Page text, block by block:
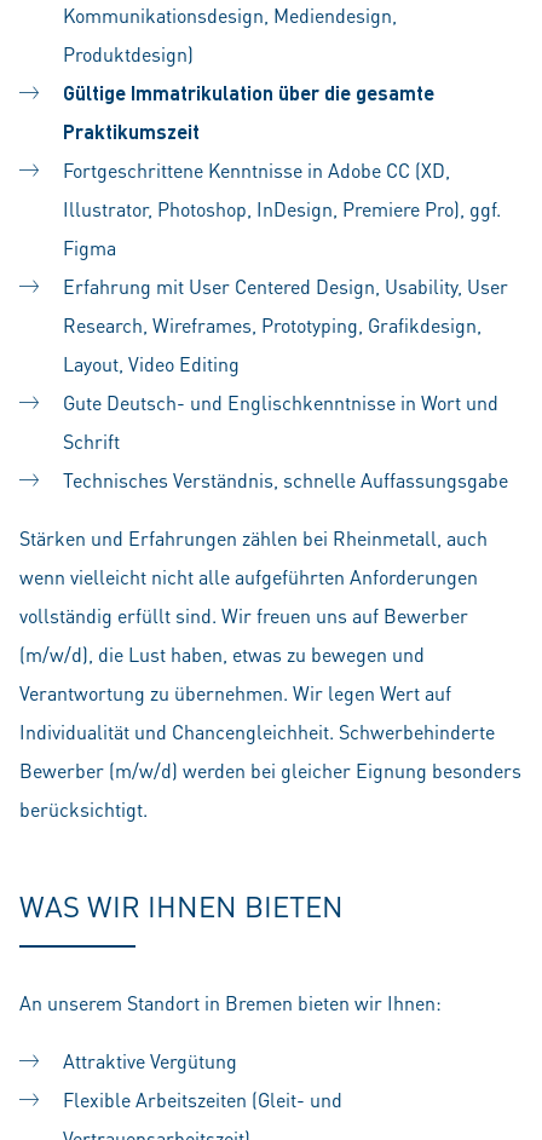
Kommunikationsdesign, Mediendesign,
Produktdesign)
Gültige Immatrikulation über die gesamte
Praktikumszeit
Fortgeschrittene Kenntnisse in Adobe CC (XD,
Illustrator, Photoshop, InDesign, Premiere Pro), ggf.
Figma
Erfahrung mit User Centered Design, Usability, User
Research, Wireframes, Prototyping, Grafikdesign,
Layout, Video Editing
Gute Deutsch- und Englischkenntnisse in Wort und
Schrift
Technisches Verständnis, schnelle Auffassungsgabe
Stärken und Erfahrungen zählen bei Rheinmetall, auch
wenn vielleicht nicht alle aufgeführten Anforderungen
vollständig erfüllt sind. Wir freuen uns auf Bewerber
(m/w/d), die Lust haben, etwas zu bewegen und
Verantwortung zu übernehmen. Wir legen Wert auf
Individualität und Chancengleichheit. Schwerbehinderte
Bewerber (m/w/d) werden bei gleicher Eignung besonders
berücksichtigt.
WAS WIR IHNEN BIETEN
An unserem Standort in Bremen bieten wir Ihnen:
Attraktive Vergütung
Flexible Arbeitszeiten (Gleit- und